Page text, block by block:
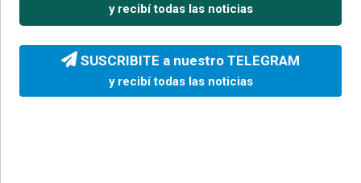
y recibí todas las noticias
SUSCRIBITE a nuestro TELEGRAM
y recibí todas las noticias